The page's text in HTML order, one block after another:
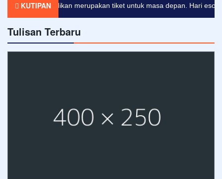
KUTIPAN
Pendidikan merupakan tiket untuk masa depan. Hari esok
Tulisan Terbaru